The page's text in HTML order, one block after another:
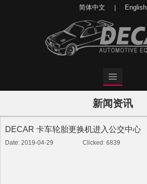
简体中文 English
新闻资讯
DECAR 卡车轮胎更换机进入公交中心
Date: 2019-04-29 Clicked: 6839